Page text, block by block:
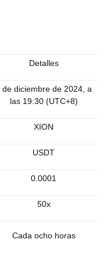
Detalles
de diciembre de 2024, a
las 19:30 (UTC+8)
XION
USDT
0.0001
50x
Cada ocho horas